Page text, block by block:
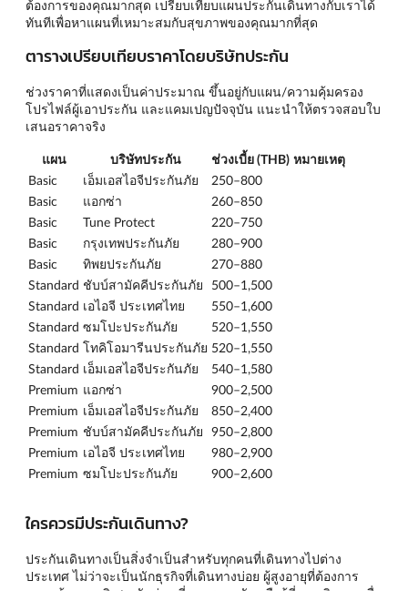
ต้องการของคุณมากสุด เปรียบเทียบแผนประกันเดินทางกับเราได้
ทันทีเพื่อหาแผนที่เหมาะสมกับสุขภาพของคุณมากที่สุด
ตารางเปรียบเทียบราคาโดยบริษัทประกัน
ช่วงราคาที่แสดงเป็นค่าประมาณ ขึ้นอยู่กับแผน/ความคุ้มครอง
โปรไฟล์ผู้เอาประกัน และแคมเปญปัจจุบัน แนะนำให้ตรวจสอบใบ
เสนอราคาจริง
แผน บริษัทประกัน ช่วงเบี้ย (THB) หมายเหตุ
Basic
เอ็มเอสไอจีประกันภัย
250–800
Basic
แอกซ่า
260–850
Basic
Tune Protect
220–750
Basic
กรุงเทพประกันภัย
280–900
Basic
ทิพยประกันภัย
270–880
Standard ชับบ์สามัคคีประกันภัย
500–1,500
Standard เอไอจี ประเทศไทย
550–1,600
Standard ซมโปะประกันภัย
520–1,550
Standard โทคิโอมารีนประกันภัย 520–1,550
Standard เอ็มเอสไอจีประกันภัย
540–1,580
Premium แอกซ่า
900–2,500
Premium เอ็มเอสไอจีประกันภัย
850–2,400
Premium ชับบ์สามัคคีประกันภัย 950–2,800
Premium เอไอจี ประเทศไทย
980–2,900
Premium ซมโปะประกันภัย 900–2,600
ใครควรมีประกันเดินทาง?
ประกันเดินทางเป็นสิ่งจำเป็นสำหรับทุกคนที่เดินทางไปต่าง
ประเทศ ไม่ว่าจะเป็นนักธุรกิจที่เดินทางบ่อย ผู้สูงอายุที่ต้องการ